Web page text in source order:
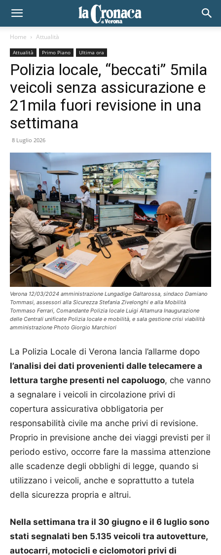
Home Attualità
Attualità Primo Piano Ultima ora
Polizia locale, “beccati” 5mila
veicoli senza assicurazione e
21mila fuori revisione in una
settimana
8 Luglio 2026
Verona 12/03/2024 amministrazione Lungadige Galtarossa, sindaco Damiano
Tommasi, assessori alla Sicurezza Stefania Zivelonghi e alla Mobilità
Tommaso Ferrari, Comandante Polizia locale Luigi Altamura Inaugurazione
delle Centrali unificate Polizia locale e mobilità, e sala gestione crisi viabilità
amministrazione Photo Giorgio Marchiori
La Polizia Locale di Verona lancia l’allarme dopo
l’analisi dei dati provenienti dalle telecamere a
lettura targhe presenti nel capoluogo, che vanno
a segnalare i veicoli in circolazione privi di
copertura assicurativa obbligatoria per
responsabilità civile ma anche privi di revisione.
Proprio in previsione anche dei viaggi previsti per il
periodo estivo, occorre fare la massima attenzione
alle scadenze degli obblighi di legge, quando si
utilizzano i veicoli, anche e soprattutto a tutela
della sicurezza propria e altrui.
Nella settimana tra il 30 giugno e il 6 luglio sono
stati segnalati ben 5.135 veicoli tra autovetture,
autocarri, motocicli e ciclomotori privi di